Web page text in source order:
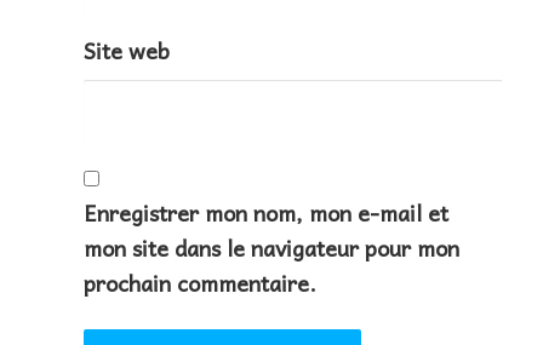
Site web
Enregistrer mon nom, mon e-mail et
mon site dans le navigateur pour mon
prochain commentaire.